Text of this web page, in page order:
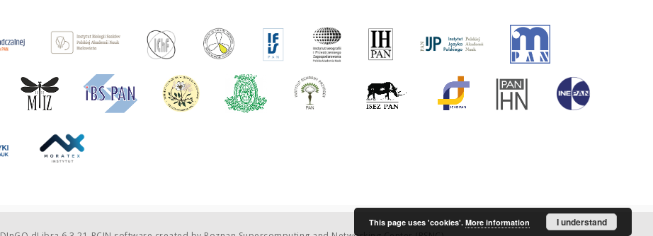
This page uses 'cookies'. More information I understand